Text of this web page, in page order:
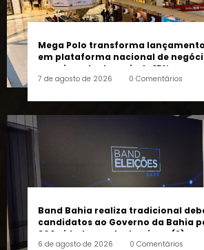
Mega Polo transforma
em plataforma nacional de
crescimento de mais de 15%
7 de agosto de 2026 0 Comentários
Band Bahia realiza tradicional
candidatos ao Governo da Bahia
300 cidades neste domingo (9)
6 de agosto de 2026 0 Comentários